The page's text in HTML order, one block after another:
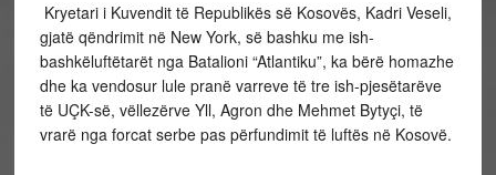
Kryetari i Kuvendit të Republikës së Kosovës, Kadri Veseli,
gjatë qëndrimit në New York, së bashku me ish-
bashkëluftëtarët nga Batalioni “Atlantiku”, ka bërë homazhe
dhe ka vendosur lule pranë varreve të tre ish-pjesëtarëve
të UÇK-së, vëllezërve Yll, Agron dhe Mehmet Bytyçi, të
vrarë nga forcat serbe pas përfundimit të luftës në Kosovë.